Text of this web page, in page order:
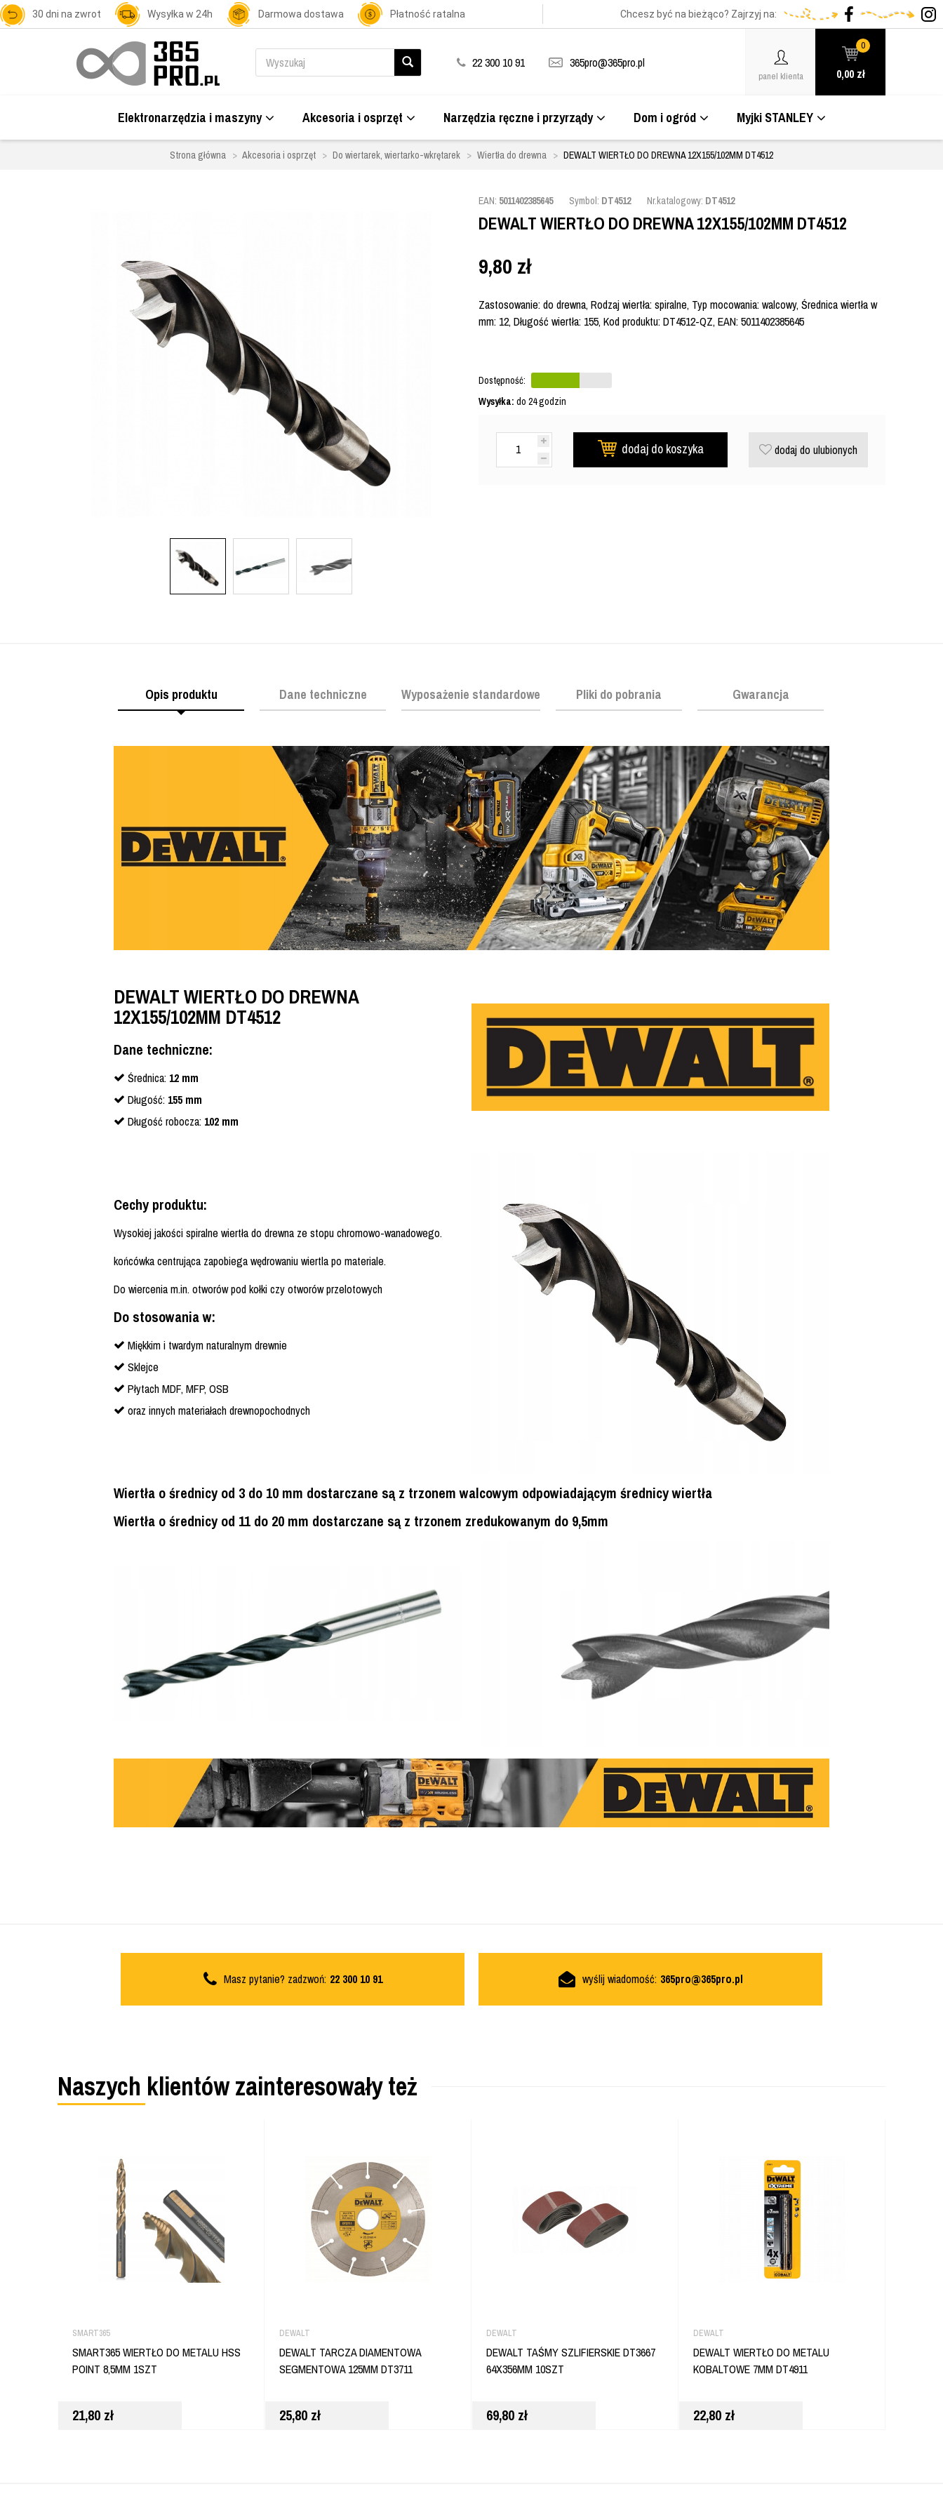
30 dni na zwrot Wysyłka w 24h Darmowa dostawa Płatność ratalna Chcesz być na bieżąco? Zajrzyj na:
22 300 10 91 365pro@365pro.pl
panel klienta
0
0,00 zł
Elektronarzędzia i maszyny Akcesoria i osprzęt Narzędzia ręczne i przyrządy Dom i ogród Myjki STANLEY
Strona główna Akcesoria i osprzęt Do wiertarek, wiertarko-wkrętarek Wiertła do drewna DEWALT WIERTŁO DO DREWNA 12X155/102MM DT4512
EAN: 5011402385645 Symbol: DT4512 Nr.katalogowy: DT4512
DEWALT WIERTŁO DO DREWNA 12X155/102MM DT4512
9,80 zł
Zastosowanie: do drewna, Rodzaj wiertła: spiralne, Typ mocowania: walcowy, Średnica wiertła w
mm: 12, Długość wiertła: 155, Kod produktu: DT4512-QZ, EAN: 5011402385645
Dostępność:
Wysyłka: do 24 godzin
dodaj do koszyka dodaj do ulubionych
Opis produktu Dane techniczne Wyposażenie standardowe Pliki do pobrania Gwarancja
DEWALT WIERTŁO DO DREWNA
12X155/102MM DT4512
Dane techniczne:
Średnica: 12 mm
Długość: 155 mm
Długość robocza: 102 mm
Cechy produktu:
Wysokiej jakości spiralne wiertła do drewna ze stopu chromowo-wanadowego.
końcówka centrująca zapobiega wędrowaniu wiertla po materiale.
Do wiercenia m.in. otworów pod kołki czy otworów przelotowych
Do stosowania w:
Miękkim i twardym naturalnym drewnie
Sklejce
Płytach MDF, MFP, OSB
oraz innych materiałach drewnopochodnych
Wiertła o średnicy od 3 do 10 mm dostarczane są z trzonem walcowym odpowiadającym średnicy wiertła
Wiertła o średnicy od 11 do 20 mm dostarczane są z trzonem zredukowanym do 9,5mm
Masz pytanie? zadzwoń: 22 300 10 91 wyślij wiadomość: 365pro@365pro.pl
Naszych klientów zainteresowały też
SMART365
SMART365 WIERTŁO DO METALU HSS
POINT 8,5MM 1SZT
21,80 zł
DEWALT
DEWALT TARCZA DIAMENTOWA
SEGMENTOWA 125MM DT3711
25,80 zł
DEWALT
DEWALT TAŚMY SZLIFIERSKIE DT3667
64X356MM 10SZT
69,80 zł
DEWALT
DEWALT WIERTŁO DO METALU
KOBALTOWE 7MM DT4911
22,80 zł